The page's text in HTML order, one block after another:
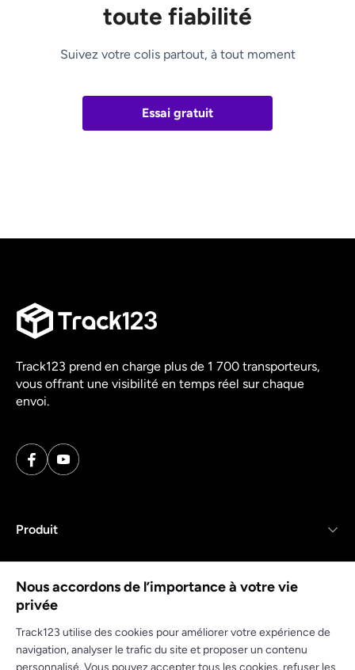
toute fiabilité
Suivez votre colis partout, à tout moment
Essai gratuit
Track123 prend en charge plus de 1 700 transporteurs,
vous offrant une visibilité en temps réel sur chaque
envoi.
Produit
Ressources
Entreprise
Nous accordons de l’importance à votre vie
privée
Track123 utilise des cookies pour améliorer votre expérience de
navigation, analyser le trafic du site et proposer un contenu
personnalisé. Vous pouvez accepter tous les cookies, refuser les